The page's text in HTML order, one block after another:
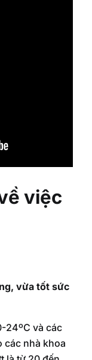
việc
vừa tốt sức
24ºC và các
các nhà khoa